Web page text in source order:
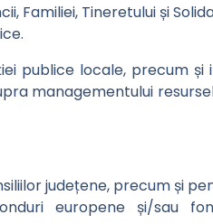
Familiei, Tineretului și
publice locale, precum și
managementului
județene, precum și
europene și/sau